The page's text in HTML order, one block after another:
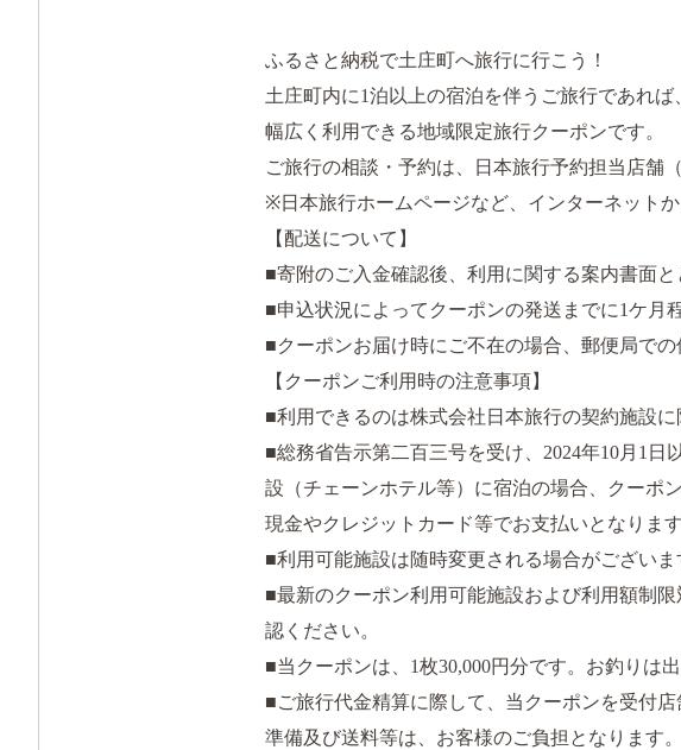
ふるさと納税で土庄町へ旅行に行こう！
土庄町内に1泊以上の宿泊を伴うご旅行であれ
幅広く利用できる地域限定旅行クーポンです。
ご旅行の相談・予約は、日本旅行予約担当店舗
※日本旅行ホームページなど、インターネット
【配送について】
■寄附のご入金確認後、利用に関する案内書面
■申込状況によってクーポンの発送までに1ケ月
■クーポンお届け時にご不在の場合、郵便局での
【クーポンご利用時の注意事項】
■利用できるのは株式会社日本旅行の契約施設に
■総務省告示第二百三号を受け、2024年10月1
設（チェーンホテル等）に宿泊の場合、クーポ
現金やクレジットカード等でお支払いとなりま
■利用可能施設は随時変更される場合がございま
■最新のクーポン利用可能施設および利用額制
認ください。
■当クーポンは、1枚30,000円分です。お釣りは出
■ご旅行代金精算に際して、当クーポンを受付
準備及び送料等は、お客様のご負担となります。